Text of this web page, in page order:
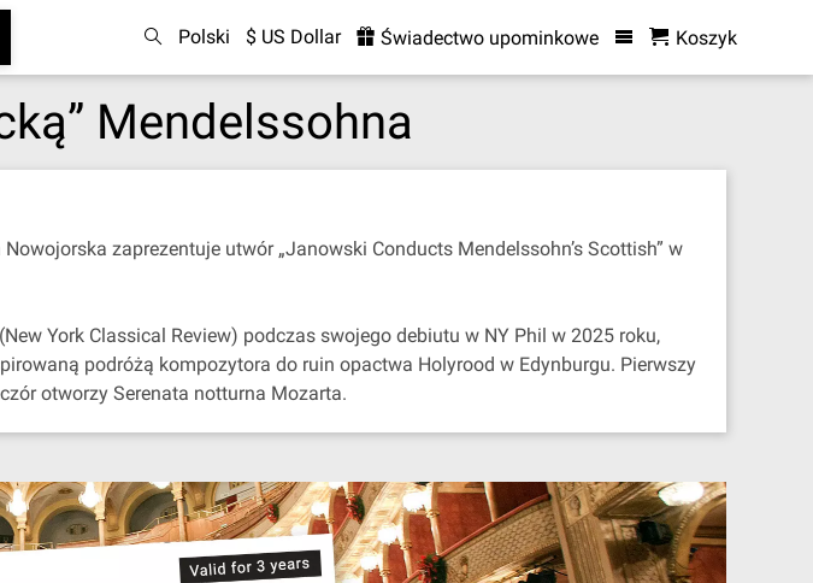
Polski $ US Dollar Świadectwo upominkowe Koszyk
Mendelssohna
zaprezentuje utwór „Janowski Conducts Mendelssohn’s Scottish” w
York Classical Review) podczas swojego debiutu w NY Phil w 2025 roku,
podróżą kompozytora do ruin opactwa Holyrood w Edynburgu. Pierwszy
otworzy Serenata notturna Mozarta.